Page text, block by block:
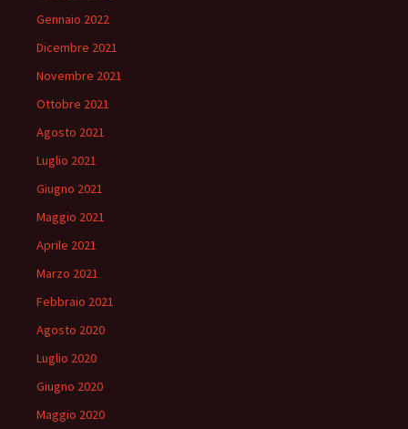
Gennaio 2022
Dicembre 2021
Novembre 2021
Ottobre 2021
Agosto 2021
Luglio 2021
Giugno 2021
Maggio 2021
Aprile 2021
Marzo 2021
Febbraio 2021
Agosto 2020
Luglio 2020
Giugno 2020
Maggio 2020